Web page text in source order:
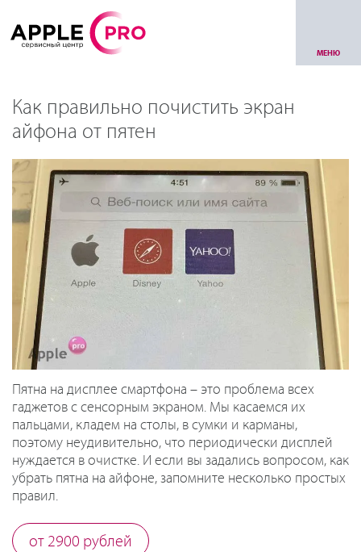
МЕНЮ
Как правильно почистить экран
айфона от пятен
Пятна на дисплее смартфона – это проблема всех
гаджетов с сенсорным экраном. Мы касаемся их
пальцами, кладем на столы, в сумки и карманы,
поэтому неудивительно, что периодически дисплей
нуждается в очистке. И если вы задались вопросом, как
убрать пятна на айфоне, запомните несколько простых
правил.
от 2900 рублей